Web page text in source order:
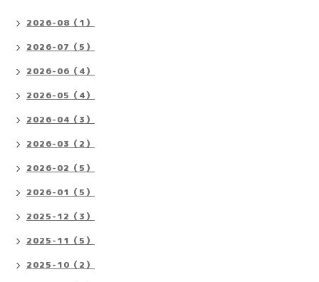
2026-08（1）
2026-07（5）
2026-06（4）
2026-05（4）
2026-04（3）
2026-03（2）
2026-02（5）
2026-01（5）
2025-12（3）
2025-11（5）
2025-10（2）